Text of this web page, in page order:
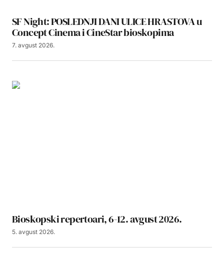
SF Night: POSLEDNJI DANI ULICE HRASTOVA u
Concept Cinema i CineStar bioskopima
7. avgust 2026.
Bioskopski repertoari, 6-12. avgust 2026.
5. avgust 2026.